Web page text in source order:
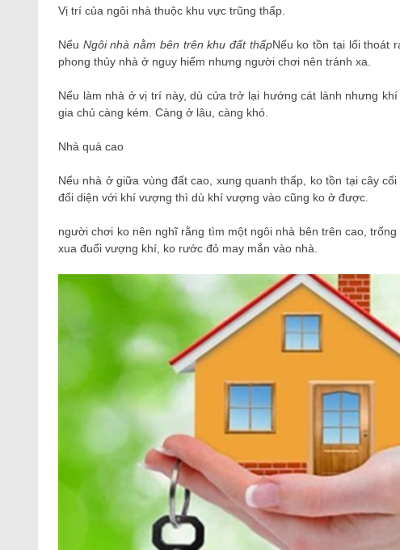
Vị trí của ngôi nhà thuộc khu vực trũng thấp.
Nếu Ngôi nhà nằm bên trên khu đất thấpNếu ko tồn tại lối thoát
phong thủy nhà ở nguy hiểm nhưng người chơi nên tránh xa.
Nếu làm nhà ở vị trí này, dù cửa trở lại hướng cát lành nhưng
gia chủ càng kém. Càng ở lâu, càng khó.
Nhà quá cao
Nếu nhà ở giữa vùng đất cao, xung quanh thấp, ko tồn tại cây
đối diện với khí vượng thì dù khí vượng vào cũng ko ở được.
người chơi ko nên nghĩ rằng tìm một ngôi nhà bên trên cao,
xua đuổi vượng khí, ko rước đỏ may mắn vào nhà.